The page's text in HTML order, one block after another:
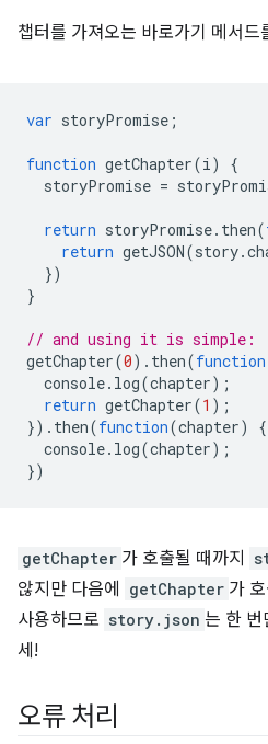
챕터를 가져오는 바로가기 메서드
var storyPromise ;
function getChapter(i)
{
storyPromise =
return storyPromise. then(
return getJSON(story.
})
}
// and using it is simple:
getChapter(0). then(function
console. log(chapter);
return getChapter(1 );
}). then(function(chapter)
{
console. log(chapter);
})
getChapter 가 호출될 때까지
않지만 다음에
getChapter 가
사용하므로 story.json 는 한 번
세!
오류 처리